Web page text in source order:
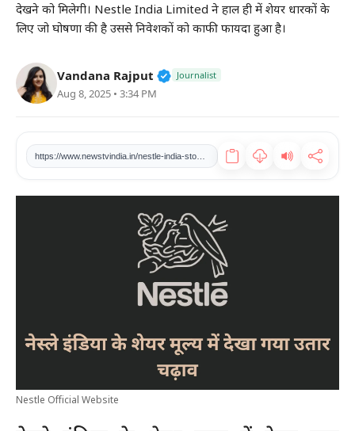
टेक
लाइफस्टाइल
देखने को मिलेगी। Nestle India Limited ने हाल ही में शेयर धारकों के
लिए जो घोषणा की है उससे निवेशकों को काफी फायदा हुआ है।
Vandana Rajput Verified Public Figure • 27
Journalist
Aug 8, 2025 • 3:34 PM
Nestle Official Website